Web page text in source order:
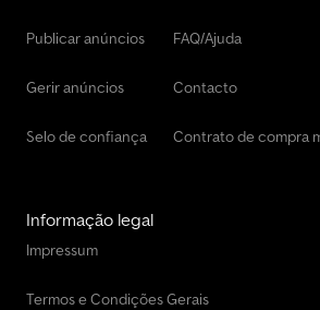
Tipper
Publicar anúncios
Gerir anúncios
Selo de confiança
FAQ/Ajuda
Contacto
Contrato de compra
Informação legal
Impressum
Termos e Condições Gerais